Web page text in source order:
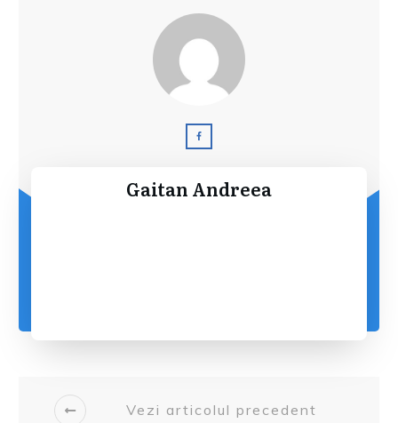
Gaitan Andreea
Vezi articolul precedent